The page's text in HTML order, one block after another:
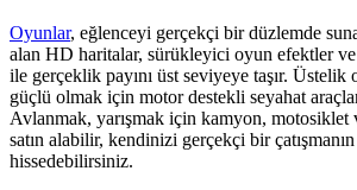
Oyunlar, eğlenceyi gerçekçi bir düzlemde
alan HD haritalar, sürükleyici oyun efektler ve
ile gerçeklik payını üst seviyeye taşır. Üstelik
güçlü olmak için motor destekli seyahat
Avlanmak, yarışmak için kamyon, motosiklet
satın alabilir, kendinizi gerçekçi bir çatışmanın
hissedebilirsiniz.